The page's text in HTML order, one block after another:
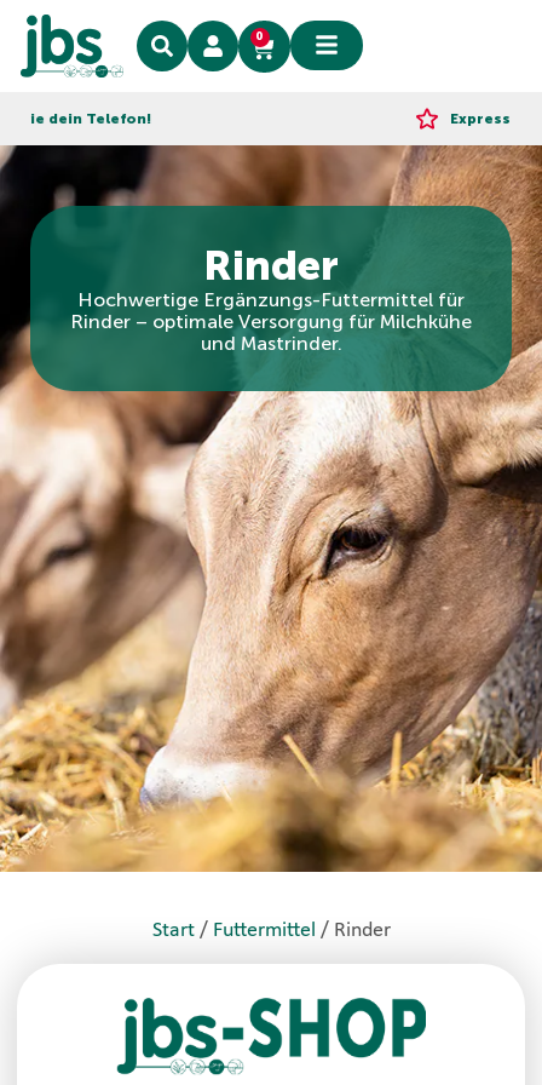
0
Telefon! Express-
Rinder
Hochwertige Ergänzungs-Futtermittel für
Rinder – optimale Versorgung für Milchkühe
und Mastrinder.
Start/ Futtermittel / Rinder